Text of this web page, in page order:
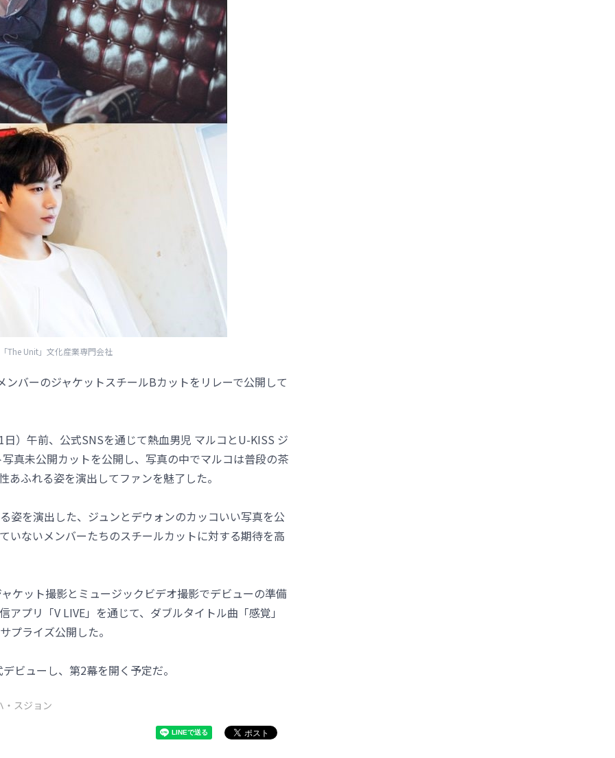
The Unit」文化産業専門会社
バーのジャケットスチールBカットをリレーで公開して
）午前、公式SNSを通じて熱血男児 マルコとU-KISS ジ
真未公開カットを公開し、写真の中でマルコは普段の茶
ふれる姿を演出してファンを魅了した。
姿を演出した、ジュンとデウォンのカッコいい写真を公
いないメンバーたちのスチールカットに対する期待を高
ケット撮影とミュージックビデオ撮影でデビューの準備
プリ「V LIVE」を通じて、ダブルタイトル曲「感覚」
プライズ公開した。
ビューし、第2幕を開く予定だ。
・スジョン